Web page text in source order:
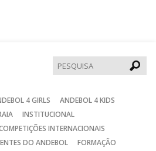
4 GIRLS
ANDEBOL 4 KIDS
INSTITUCIONAL
INTERNACIONAIS
DO ANDEBOL
FORMAÇÃO